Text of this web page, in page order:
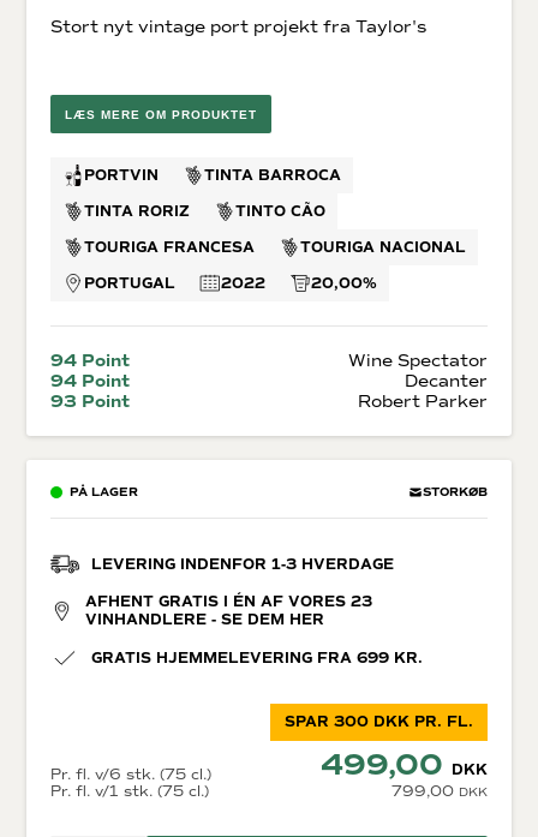
Stort nyt vintage port projekt fra Taylor's
LÆS MERE OM PRODUKTET
PORTVIN
TINTA BARROCA
TINTA RORIZ
TINTO CÃO
TOURIGA FRANCESA
TOURIGA NACIONAL
PORTUGAL
2022 20,00%
94 Point
Wine Spectator
94 Point
Decanter
93 Point
Robert Parker
PÅ LAGER STORKØB
LEVERING INDENFOR 1-3 HVERDAGE
AFHENT GRATIS I ÉN AF VORES 23
VINHANDLERE - SE DEM HER
GRATIS HJEMMELEVERING FRA 699 KR.
Pr. fl. v/1 stk. (75 cl.) 799,00 DKK
Pr. fl. v/6 stk. (75 cl.) 499,00 DKK
SPAR 300 DKK PR. FL.